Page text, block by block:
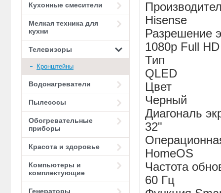
Кухонные смесители
Мелкая техника для
кухни
Телевизоры
Кронштейны
Водонагреватели
Пылесосы
Обогревательные
приборы
Красота и здоровье
Компьютеры и
комплектующие
Генераторы
Hisense
Разрешение
1080р Full
Тип
QLED
Цвет
Черный
Диагональ
32"
HomeOS
Частота
60 Гц